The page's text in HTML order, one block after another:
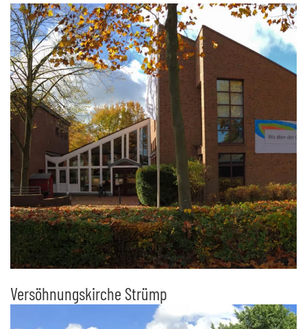
Versöhnungskirche Strümp